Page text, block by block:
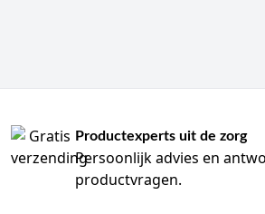
Productexperts uit de zorg
Persoonlijk advies en
productvragen.